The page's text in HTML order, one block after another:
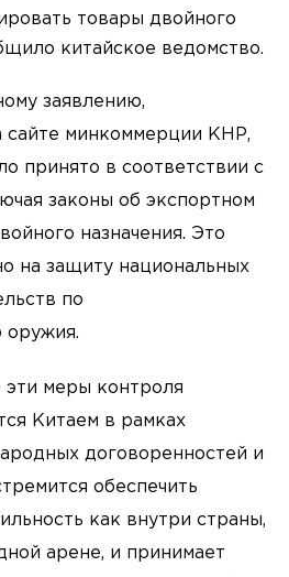
товары двойного
китайское ведомство.
заявлению,
сайте минкоммерции КНР,
принято в соответствии с
законы об экспортном
назначения. Это
на защиту национальных
по
оружия.
эти меры контроля
Китаем в рамках
договоренностей и
обеспечить
как внутри страны,
арене, и принимает